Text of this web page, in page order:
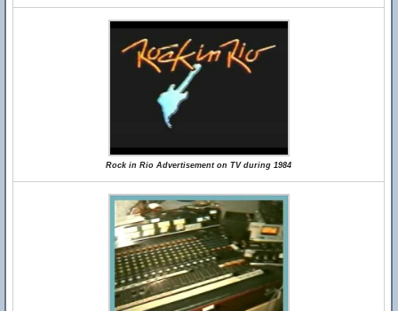
Rock in Rio Advertisement on TV during 1984